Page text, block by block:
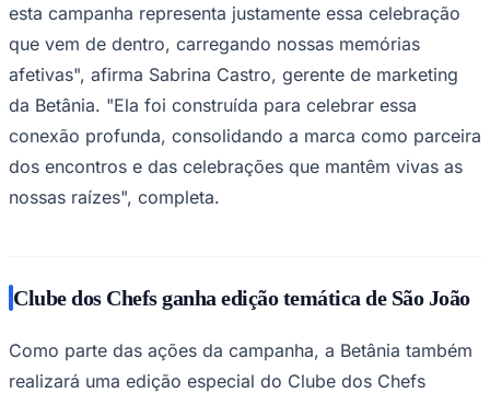
Palmeiras
esta campanha representa justamente essa celebração
que vem de dentro, carregando nossas memórias
afetivas", afirma Sabrina Castro, gerente de marketing
da Betânia. "Ela foi construída para celebrar essa
conexão profunda, consolidando a marca como parceira
dos encontros e das celebrações que mantêm vivas as
nossas raízes", completa.
Clube dos Chefs ganha edição temática de São João
Como parte das ações da campanha, a Betânia também
realizará uma edição especial do Clube dos Chefs